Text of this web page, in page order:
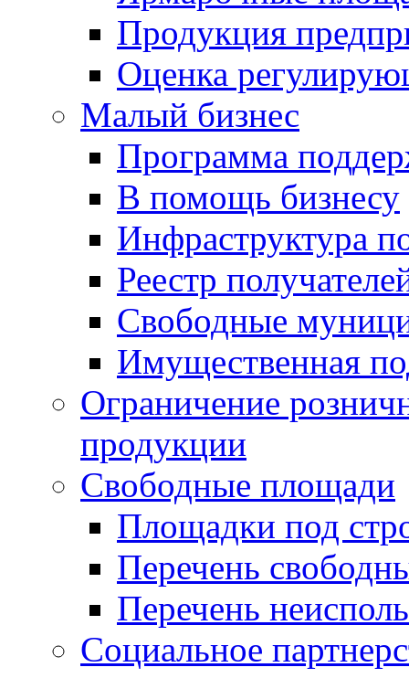
Продукция
Оценка
Малый бизнес
Программа
В помощь бизнесу
Инфраструктура
Реестр
Свободные
Имущественная
Ограничение
продукции
Свободные площади
Площадки под
Перечень
Перечень
Социальное